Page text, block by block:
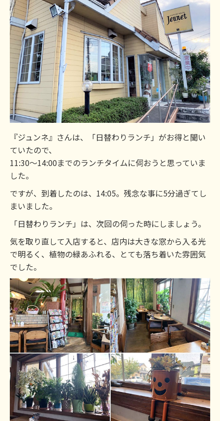
『ジュンネ』さんは、「日替わりランチ」がお得と聞い
ていたので、
11:30～14:00までのランチタイムに伺おうと思っていま
した。
ですが、到着したのは、14:05。残念な事に5分過ぎてし
まいました。
「日替わりランチ」は、次回の伺った時にしましょう。
気を取り直して入店すると、店内は大きな窓から入る光
で明るく、植物の緑あふれる、とても落ち着いた雰囲気
でした。